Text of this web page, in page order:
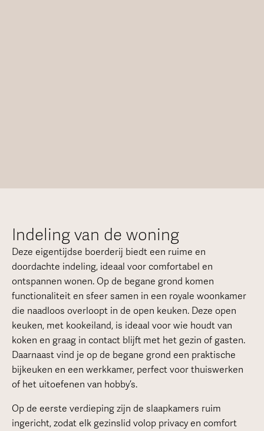
Indeling van de woning
Deze eigentijdse boerderij biedt een ruime en
doordachte indeling, ideaal voor comfortabel en
ontspannen wonen. Op de begane grond komen
functionaliteit en sfeer samen in een royale woonkamer
die naadloos overloopt in de open keuken. Deze open
keuken, met kookeiland, is ideaal voor wie houdt van
koken en graag in contact blijft met het gezin of gasten.
Daarnaast vind je op de begane grond een praktische
bijkeuken en een werkkamer, perfect voor thuiswerken
of het uitoefenen van hobby’s.
Op de eerste verdieping zijn de slaapkamers ruim
ingericht, zodat elk gezinslid volop privacy en comfort